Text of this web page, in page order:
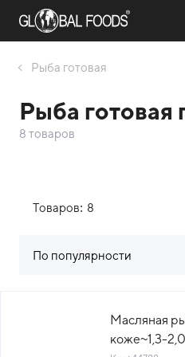
Рыба готовая
Рыба готовая
8 товаров
Товаров: 8
По популярности
Масляная
коже~1,3-